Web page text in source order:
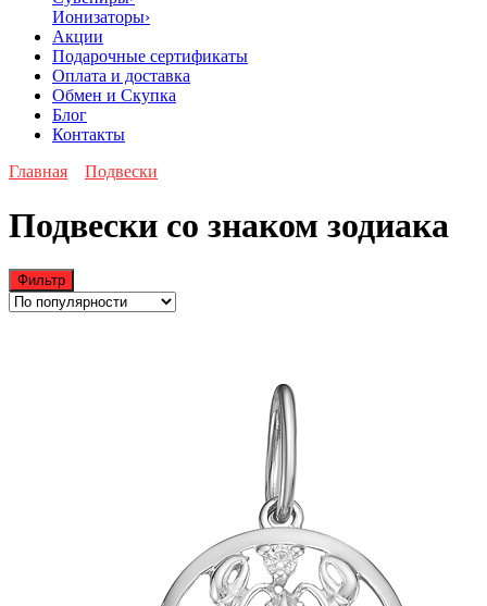
Ионизаторы›
Акции
Подарочные сертификаты
Оплата и доставка
Обмен и Скупка
Блог
Контакты
Главная
Подвески
Подвески со знаком зодиака
Фильтр